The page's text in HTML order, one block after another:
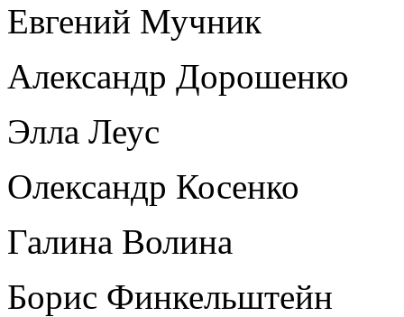
Евгений Мучник
Александр Дорошенко
Элла Леус
Олександр Косенко
Галина Волина
Борис Финкельштейн